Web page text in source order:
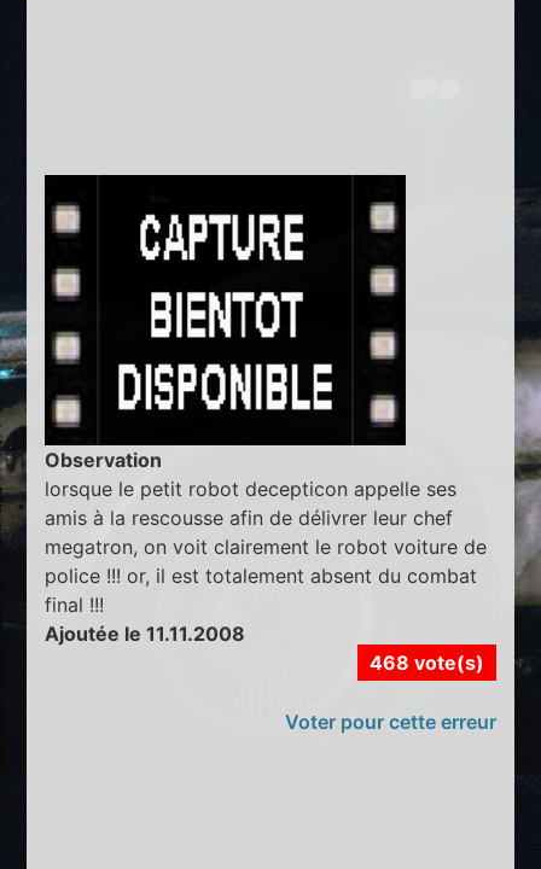
Observation
lorsque le petit robot decepticon appelle ses
amis à la rescousse afin de délivrer leur chef
megatron, on voit clairement le robot voiture de
police !!! or, il est totalement absent du combat
final !!!
Ajoutée le 11.11.2008
468 vote(s)
Voter pour cette erreur